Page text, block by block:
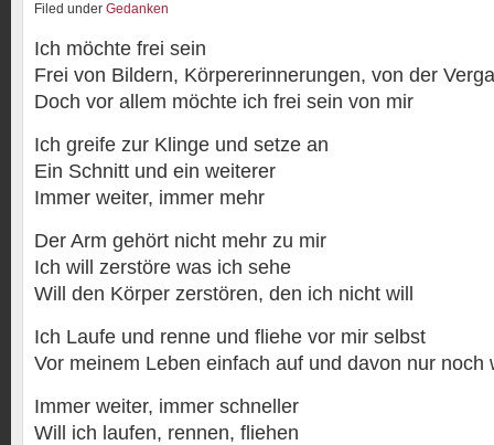
Filed under Gedanken
Ich möchte frei sein
Frei von Bildern, Körpererinnerungen, von der
Doch vor allem möchte ich frei sein von mir
Ich greife zur Klinge und setze an
Ein Schnitt und ein weiterer
Immer weiter, immer mehr
Der Arm gehört nicht mehr zu mir
Ich will zerstöre was ich sehe
Will den Körper zerstören, den ich nicht will
Ich Laufe und renne und fliehe vor mir selbst
Vor meinem Leben einfach auf und davon nur noch
Immer weiter, immer schneller
Will ich laufen, rennen, fliehen